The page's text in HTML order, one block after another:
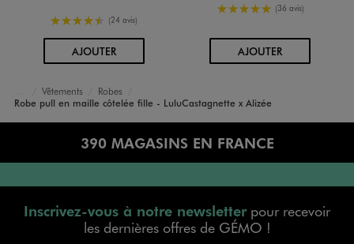
4.5/5 de moyenne
(24 avis)
AJOUTERAU PANIER
5/5 de moyenne
(36 avis)
AJOUTERAU PANIER
Accueil
Fille
Vêtements
Robes
Robe pull en maille côtelée fille - LuluCastagnette x Alizée
390 MAGASINS EN FRANCE
Inscrivez-vous à notre newsletterpour recevoir
les dernières offres de GÉMO !